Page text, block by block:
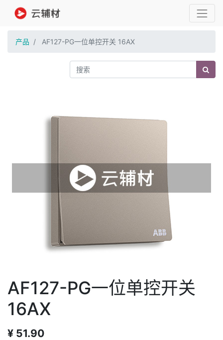
产品 AF127-PG一位单控开关 16AX
AF127-PG一位单控开关
16AX
¥ 51.90